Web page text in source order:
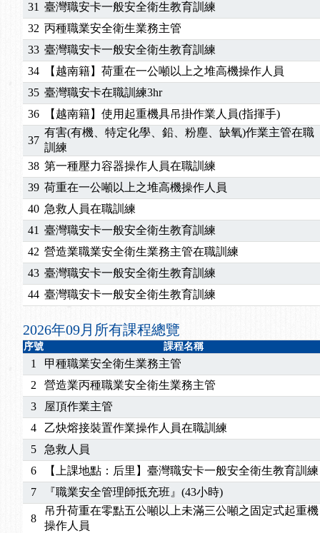
2025/11/10【中心公告】因應颱風來襲，若遇停班停課消息 補
2025/10/30【進修課程】2026年，課程意見蒐集~
2025/08/20 【進修課程】SDS格式百百種？專業講師帶您判斷
2025/08/12【中心公告】因應颱風來襲，若遇停班停課消息 補
2025/07/06 【中心公告】颱風假114/07/07停班停課
2025/06/06 【進修課程】～～前導課程看這邊推出囉～～
2025/05/29 【進修課程】前導課程推出公告！
2025/04/28【進修課程】要怎麼進修自我？課程百百種選擇好
2025/01/21
訓測驗
2025/01/15【線上課程】碳中和核心職能系列課程資訊
2026/07/15【免費研習】115年製造業危害預防職場安衛法令
2026/07/08 【中心公告】因應颱風來襲，若遇停班停課消息 補
2026/05/06【產業人才投資】06/03-06/08堆高機課程，政府出
2026/04/24【製程安全評估人員】開課囉
2025/11/11【中心公告】颱風假11/12停班停課
2025/11/10【中心公告】因應颱風來襲，若遇停班停課消息 補
2025/10/30【進修課程】2026年，課程意見蒐集~
2025/08/12 【中心公告】因應颱風來襲，若遇停班停課消息
【中心公告】颱風假114/07/07停班停課
2025/06/06【進修課程】～～前導課程看這邊推出囉～～
2025/05/29【進修課程】前導課程推出公告！
2025/04/28 【進修課程】要怎麼進修自我？課程百百種選擇好
2025/01/21「高壓氣體製造安全主任」、「隧道等襯砌作業主
訓測驗
2025/01/15【線上課程】碳中和核心職能系列課程資訊
2026/07/15
2026/07/08【中心公告】因應颱風來襲，若遇停班停課消息 補
2026/05/06【產業人才投資】06/03-06/08堆高機課程，政府出
2026/04/24【製程安全評估人員】開課囉
2025/11/11
31 臺灣職安卡一般安全衛生教育訓練
32 丙種職業安全衛生業務主管
33 臺灣職安卡一般安全衛生教育訓練
34
【越南籍】荷重在一公噸以上之堆高機操作人員
35 臺灣職安卡在職訓練3hr
36
【越南籍】使用起重機具吊掛作業人員(指揮手)
37
有害(有機、特定化學、鉛、粉塵、缺氧)作業主管在職
訓練
38 第一種壓力容器操作人員在職訓練
39 荷重在一公噸以上之堆高機操作人員
40 急救人員在職訓練
41 臺灣職安卡一般安全衛生教育訓練
42 營造業職業安全衛生業務主管在職訓練
43 臺灣職安卡一般安全衛生教育訓練
44 臺灣職安卡一般安全衛生教育訓練
2026年09月所有課程總覽
序號 課程名稱
1
甲種職業安全衛生業務主管
2
營造業丙種職業安全衛生業務主管
3
屋頂作業主管
4
乙炔熔接裝置作業操作人員在職訓練
5
急救人員
6
【上課地點：后里】臺灣職安卡一般安全衛生教育訓練
7
『職業安全管理師抵充班』(43小時)
8
吊升荷重在零點五公噸以上未滿三公噸之固定式起重機
操作人員